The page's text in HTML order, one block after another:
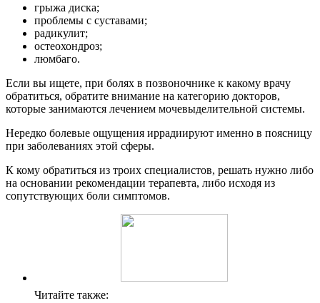
грыжа диска;
проблемы с суставами;
радикулит;
остеохондроз;
люмбаго.
Если вы ищете, при болях в позвоночнике к какому врачу
обратиться, обратите внимание на категорию докторов,
которые занимаются лечением мочевыделительной системы.
Нередко болевые ощущения иррадиируют именно в поясницу
при заболеваниях этой сферы.
К кому обратиться из троих специалистов, решать нужно либо
на основании рекомендации терапевта, либо исходя из
сопутствующих боли симптомов.
Читайте также: